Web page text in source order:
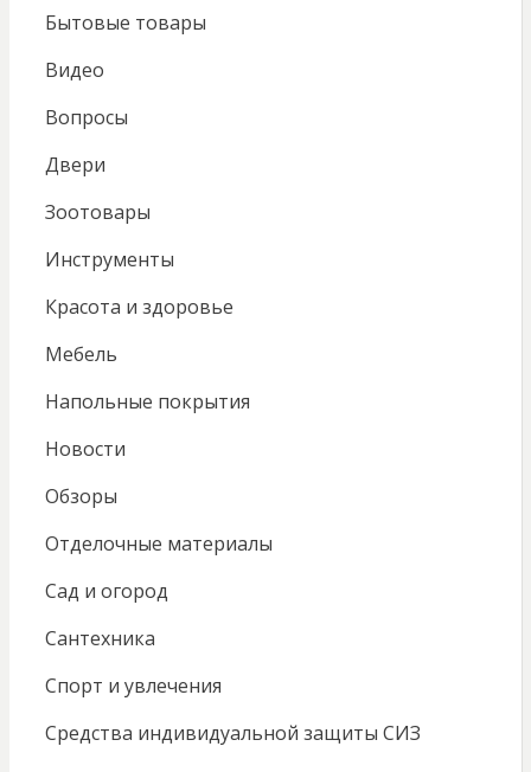
Бытовые товары
Видео
Вопросы
Двери
Зоотовары
Инструменты
Красота и здоровье
Мебель
Напольные покрытия
Новости
Обзоры
Отделочные материалы
Сад и огород
Сантехника
Спорт и увлечения
Средства индивидуальной защиты СИЗ